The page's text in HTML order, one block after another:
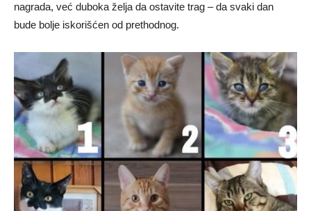
nagrada, već duboka želja da ostavite trag – da svaki dan
bude bolje iskorišćen od prethodnog.